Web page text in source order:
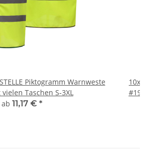
Piktogramm Warnweste
Taschen S-3XL
ab 11,17 € *
10x
#190